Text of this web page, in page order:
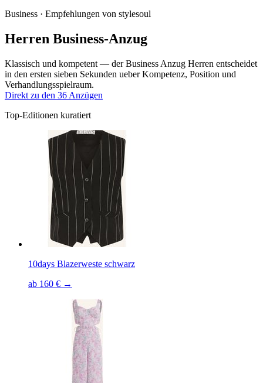
Business · Empfehlungen von stylesoul
Herren Business-Anzug
Klassisch und kompetent — der Business Anzug Herren entscheidet
in den ersten sieben Sekunden ueber Kompetenz, Position und
Verhandlungsspielraum.
Direkt zu den 36 Anzügen
Top-Editionen kuratiert
10days Blazerweste schwarz
ab 160 € →